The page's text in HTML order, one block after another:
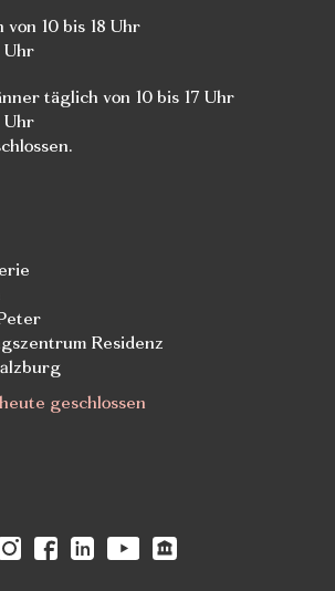
10 bis 18 Uhr
Uhr
täglich von 10 bis 17 Uhr
Uhr
Residenz
geschlossen